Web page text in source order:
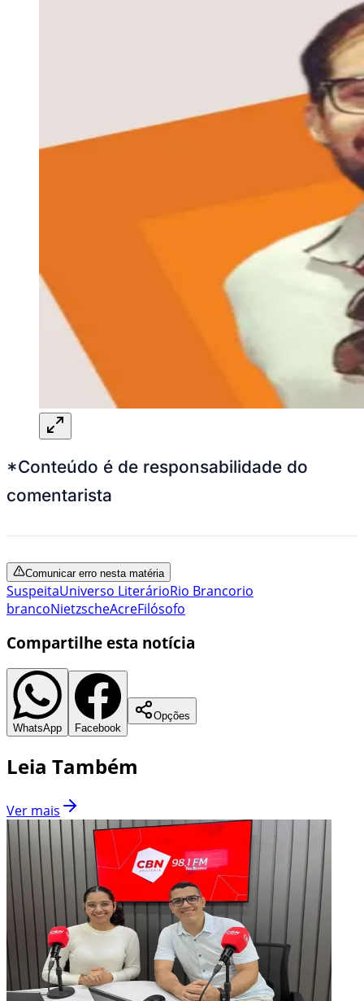
*Conteúdo é de responsabilidade do
comentarista
Comunicar erro nesta matéria
SuspeitaUniverso LiterárioRio Brancorio
brancoNietzscheAcreFilósofo
Compartilhe esta notícia
WhatsApp Facebook
Opções
Leia Também
Ver mais